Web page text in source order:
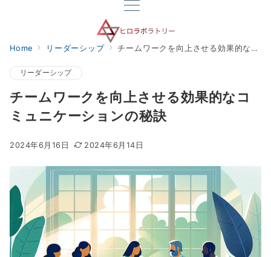
Home リーダーシップ チームワークを向上させる効果的なコミュニケーションの秘訣
リーダーシップ
チームワークを向上させる効果的なコ
ミュニケーションの秘訣
2024年6月16日 2024年6月14日